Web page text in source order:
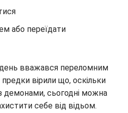
або переїдати
день вважався переломним
вірили що, оскільки
демонами, сьогодні можна
себе від відьом.